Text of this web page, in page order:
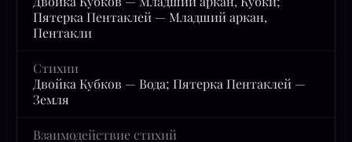
Пятерка Пентаклей — Младший аркан,
Пентакли
Стихии
Двойка Кубков — Вода; Пятерка Пентаклей —
Земля
Взаимодействие стихий